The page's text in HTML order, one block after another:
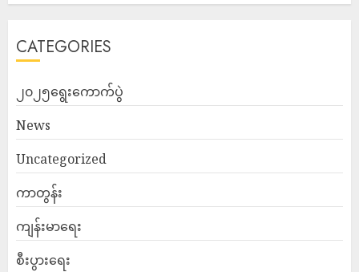
CATEGORIES
၂၀၂၅ရွေးကောက်ပွဲ
News
Uncategorized
ကာတွန်း
ကျန်းမာရေး
စီးပွားရေး